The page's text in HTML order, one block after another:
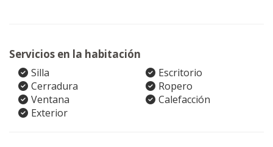
Servicios en la habitación
Silla
Escritorio
Cerradura
Ropero
Ventana
Calefacción
Exterior